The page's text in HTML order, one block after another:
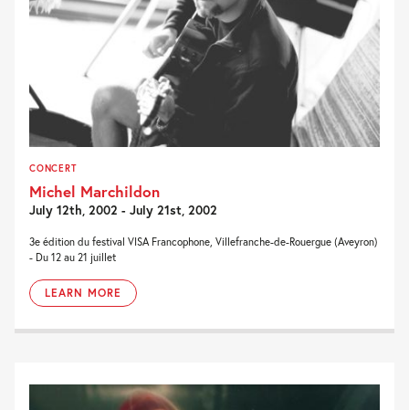
CONCERT
Michel Marchildon
July 12th, 2002 - July 21st, 2002
3e édition du festival VISA Francophone, Villefranche-de-Rouergue (Aveyron)
- Du 12 au 21 juillet
LEARN MORE